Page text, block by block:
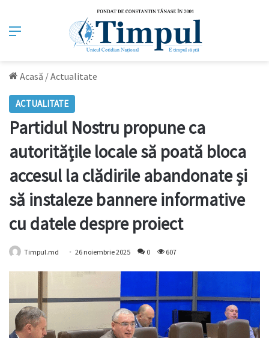
Meniu
Acasă /Actualitate
ACTUALITATE
Partidul Nostru propune ca
autoritățile locale să poată bloca
accesul la clădirile abandonate și
să instaleze bannere informative
cu datele despre proiect
Timpul.md 26 noiembrie 2025 0 607